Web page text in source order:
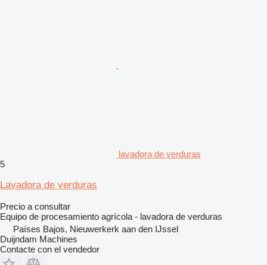
lavadora de verduras
5
Lavadora de verduras
Precio a consultar
Equipo de procesamiento agrícola - lavadora de verduras
Países Bajos, Nieuwerkerk aan den IJssel
Duijndam Machines
Contacte con el vendedor